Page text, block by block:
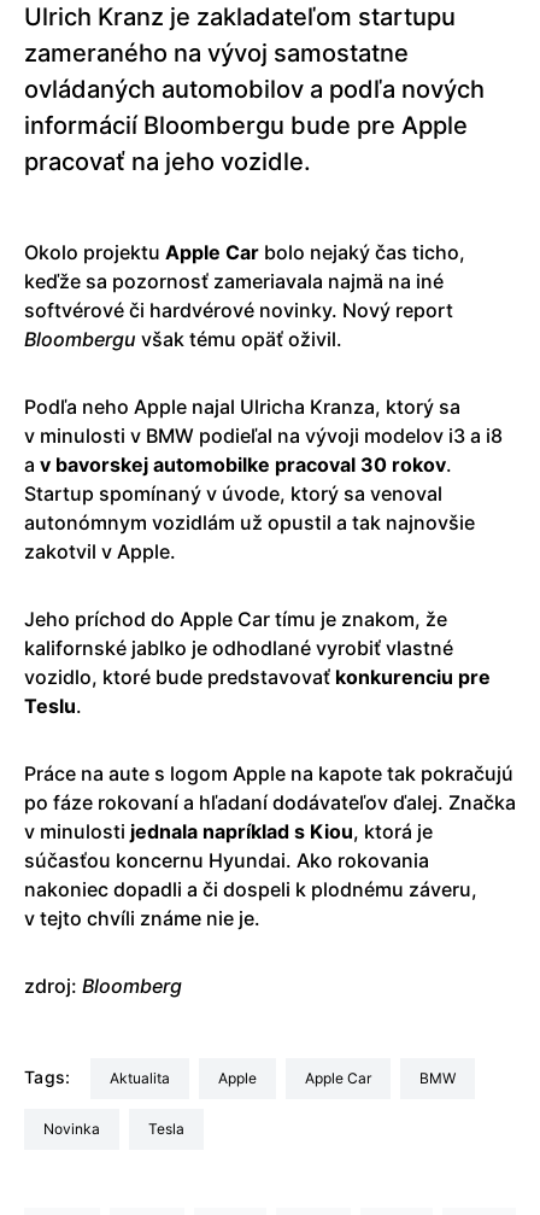
Ulrich Kranz je zakladateľom startupu
zameraného na vývoj samostatne
ovládaných automobilov a podľa nových
informácií Bloombergu bude pre Apple
pracovať na jeho vozidle.
Okolo projektu Apple Car bolo nejaký čas ticho,
keďže sa pozornosť zameriavala najmä na iné
softvérové či hardvérové novinky. Nový report
Bloombergu však tému opäť oživil.
Podľa neho Apple najal Ulricha Kranza, ktorý sa
v minulosti v BMW podieľal na vývoji modelov i3 a i8
a v bavorskej automobilke pracoval 30 rokov.
Startup spomínaný v úvode, ktorý sa venoval
autonómnym vozidlám už opustil a tak najnovšie
zakotvil v Apple.
Jeho príchod do Apple Car tímu je znakom, že
kalifornské jablko je odhodlané vyrobiť vlastné
vozidlo, ktoré bude predstavovať konkurenciu pre
Teslu.
Práce na aute s logom Apple na kapote tak pokračujú
po fáze rokovaní a hľadaní dodávateľov ďalej. Značka
v minulosti jednala napríklad s Kiou, ktorá je
súčasťou koncernu Hyundai. Ako rokovania
nakoniec dopadli a či dospeli k plodnému záveru,
v tejto chvíli známe nie je.
zdroj: Bloomberg
Tags: aktualita Apple Apple Car BMW
Novinka Tesla